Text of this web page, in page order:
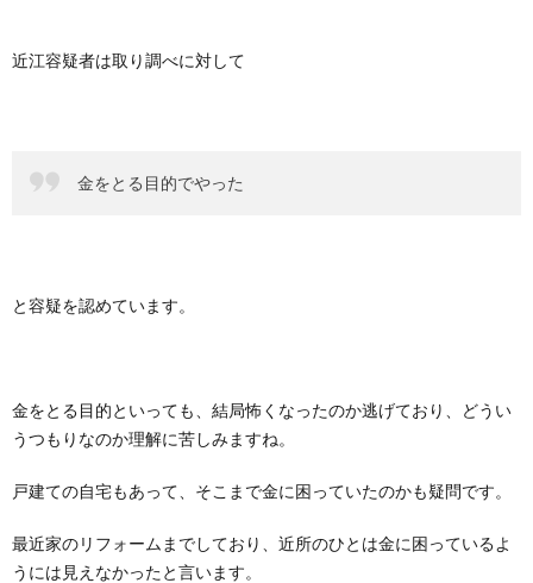
近江容疑者は取り調べに対して
金をとる目的でやった
と容疑を認めています。
金をとる目的といっても、結局怖くなったのか逃げており、どうい
うつもりなのか理解に苦しみますね。
戸建ての自宅もあって、そこまで金に困っていたのかも疑問です。
最近家のリフォームまでしており、近所のひとは金に困っているよ
うには見えなかったと言います。